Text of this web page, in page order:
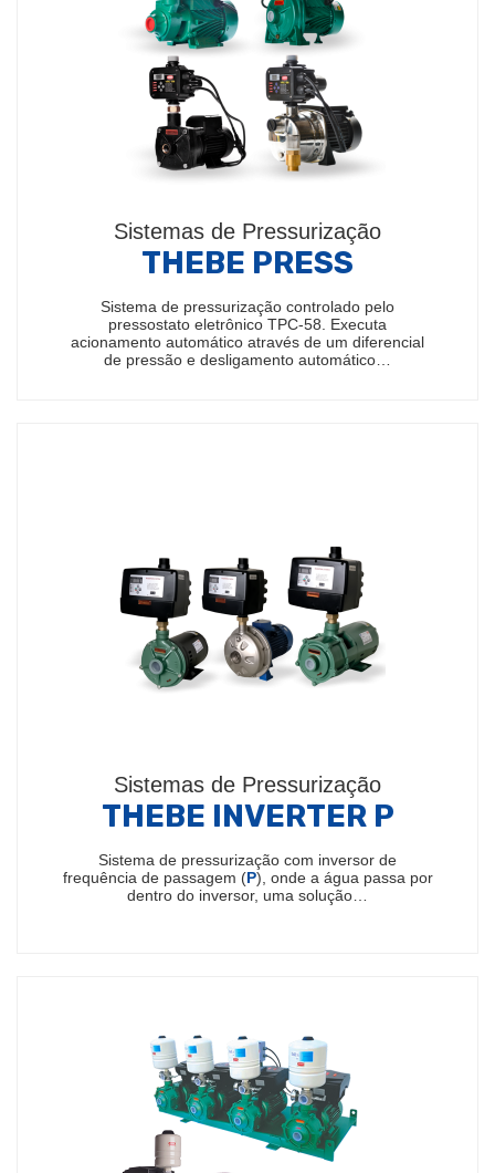
Sistemas de Pressurização
THEBE PRESS
Sistema de pressurização controlado pelo
pressostato eletrônico TPC-58. Executa
acionamento automático através de um diferencial
de pressão e desligamento automático…
Sistemas de Pressurização
THEBE INVERTER P
Sistema de pressurização com inversor de
frequência de passagem (P), onde a água passa por
dentro do inversor, uma solução…